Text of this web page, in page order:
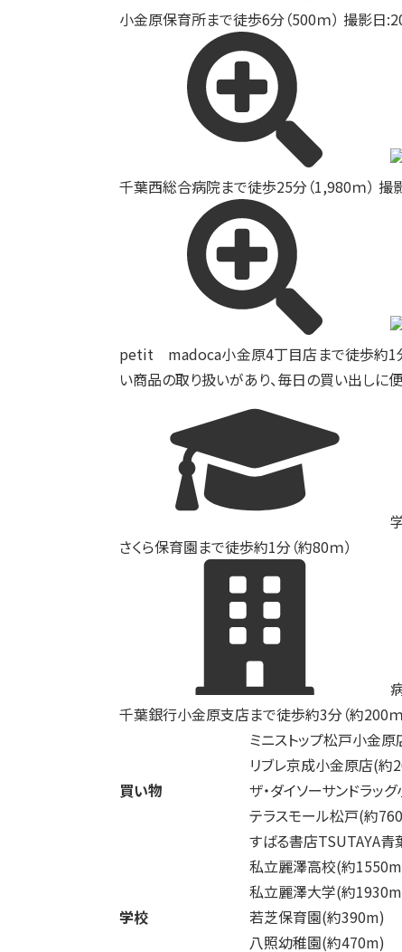
小金原保育所まで徒歩6分（500ｍ） 撮影
千葉西総合病院まで徒歩25分（1,980ｍ
petit madoca小金原4丁目店まで徒歩約1分
い商品の取り扱いがあり、毎日の買い出しに便
さくら保育園まで徒歩約1分（約80ｍ）
千葉銀行小金原支店まで徒歩約3分（約200ｍ
買い物
ミニストップ松戸小金原
リブレ京成小金原店(約
ザ・ダイソーサンドラッ
テラスモール松戸(約
すばる書店TSUTAYA青
学校
私立麗澤高校(約
私立麗澤大学(約
若芝保育園(約390m)
八照幼稚園(約470m)